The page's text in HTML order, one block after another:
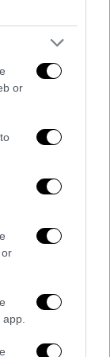
or
χώρα μας.
στόχος
έργων
ρεκόρ
επόμενο
Η
ευεξίας,